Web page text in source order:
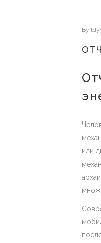
By
или